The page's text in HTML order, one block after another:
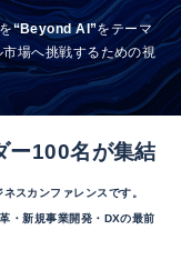
“Beyond AI”をテーマ
場へ挑戦するための視
ー100名が集結
スカンファレンスです。
・新規事業開発・DXの最前